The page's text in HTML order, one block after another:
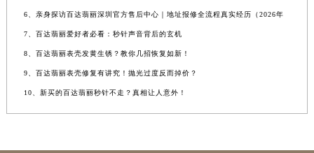
6、亲身探访百达翡丽深圳官方售后中心｜地址报修全流程真实经历（2026年
7、百达翡丽爱好者必看：秒针声音背后的玄机
8、百达翡丽表壳发黄生锈？教你几招恢复如新！
9、百达翡丽表壳修复有讲究！抛光过度反而掉价？
10、新买的百达翡丽秒针不走？真相让人意外！